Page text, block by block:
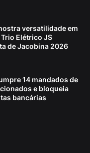
versatilidade em
Elétrico JS
de Jacobina 2026
14 mandados de
e bloqueia
bancárias